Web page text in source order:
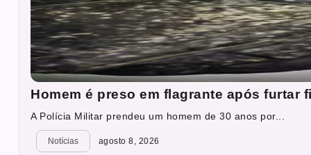
Homem é preso em flagrante após furtar
A Polícia Militar prendeu um homem de 30 anos por...
Notícias agosto 8, 2026